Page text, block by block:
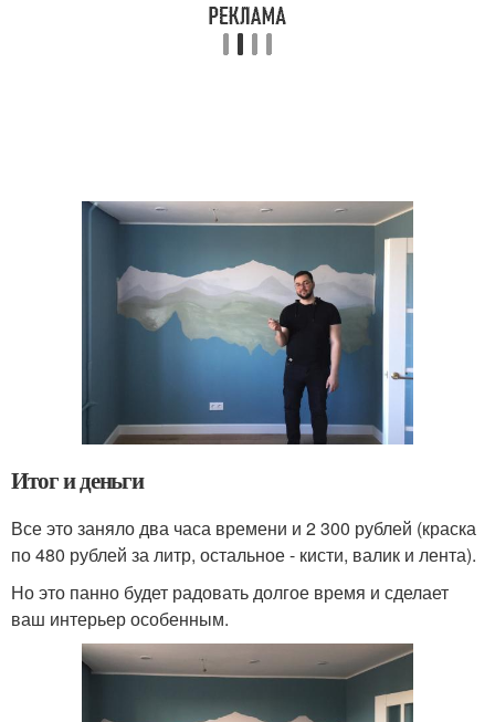
Итог и деньги
Все это заняло два часа времени и 2 300 рублей (краска
по 480 рублей за литр, остальное - кисти, валик и лента).
Но это панно будет радовать долгое время и сделает
ваш интерьер особенным.